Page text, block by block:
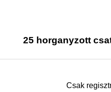
25 horganyzott
Csak